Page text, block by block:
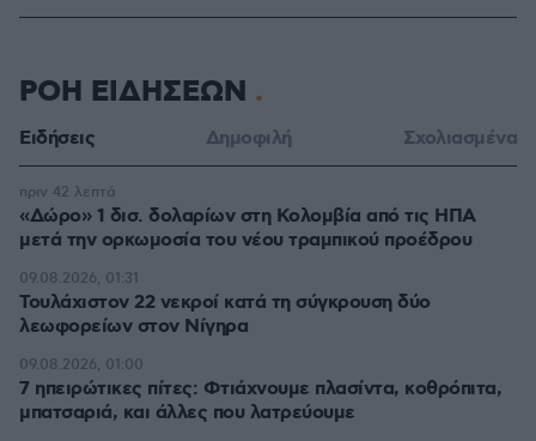
ΡΟΗ ΕΙΔΗΣΕΩΝ
Ειδήσεις Δημοφιλή Σχολιασμένα
«Δώρο» 1 δισ. δολαρίων στη Κολομβία από τις ΗΠΑ
μετά την ορκωμοσία του νέου τραμπικού προέδρου
πριν 42 λεπτά
Τουλάχιστον 22 νεκροί κατά τη σύγκρουση δύο
λεωφορείων στον Νίγηρα
09.08.2026, 01:31
7 ηπειρώτικες πίτες: Φτιάχνουμε πλασίντα, κοθρόπιτα,
μπατσαριά, και άλλες που λατρεύουμε
09.08.2026, 01:00